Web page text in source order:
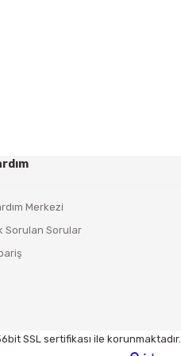
Merkezi
Sorulan Sorular
SSL sertifikası ile korunmaktadır.